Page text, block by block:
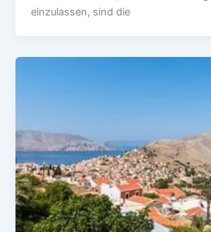
einzulassen, sind die